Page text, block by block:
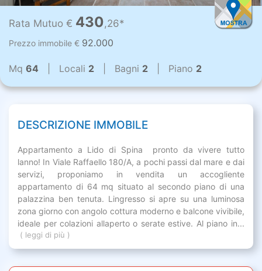
Rata Mutuo € 430,26*
Prezzo immobile € 92.000
Mq 64 | Locali 2 | Bagni 2 | Piano 2
DESCRIZIONE IMMOBILE
Appartamento a Lido di Spina  pronto da vivere tutto
lanno! In Viale Raffaello 180/A, a pochi passi dal mare e dai
servizi, proponiamo in vendita un accogliente
appartamento di 64 mq situato al secondo piano di una
palazzina ben tenuta. Lingresso si apre su una luminosa
zona giorno con angolo cottura moderno e balcone vivibile,
ideale per colazioni allaperto o serate estive. Al piano in...
( leggi di più )